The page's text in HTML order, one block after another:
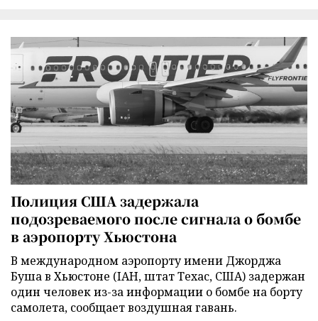
Полиция США задержала
подозреваемого после сигнала о бомбе
в аэропорту Хьюстона
В международном аэропорту имени Джорджа
Буша в Хьюстоне (IAH, штат Техас, США) задержан
один человек из-за информации о бомбе на борту
самолета, сообщает воздушная гавань.